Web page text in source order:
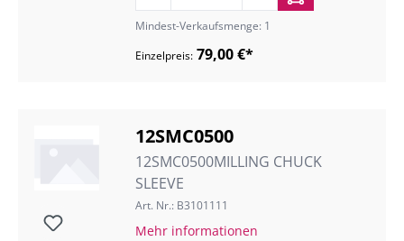
Mindest-Verkaufsmenge: 1
Einzelpreis: 79,00 €*
12SMC0500
12SMC0500MILLING CHUCK
SLEEVE
Art. Nr.: B3101111
Mehr informationen